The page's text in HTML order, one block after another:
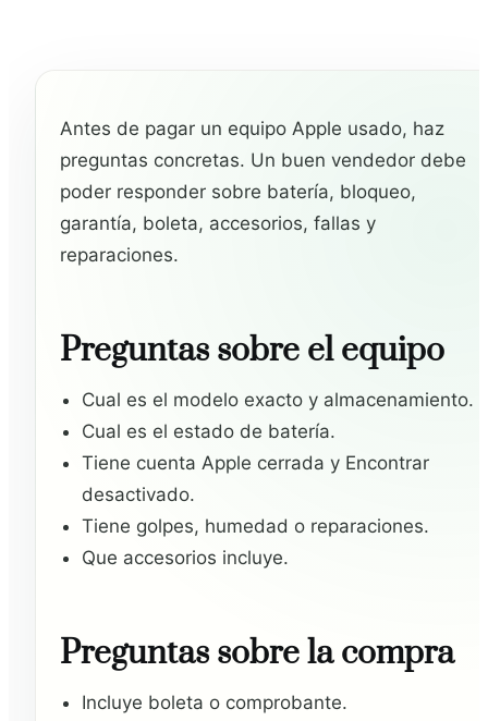
Antes de pagar un equipo Apple usado, haz
preguntas concretas. Un buen vendedor debe
poder responder sobre batería, bloqueo,
garantía, boleta, accesorios, fallas y
reparaciones.
Preguntas sobre el equipo
Cual es el modelo exacto y almacenamiento.
Cual es el estado de batería.
Tiene cuenta Apple cerrada y Encontrar
desactivado.
Tiene golpes, humedad o reparaciones.
Que accesorios incluye.
Preguntas sobre la compra
Incluye boleta o comprobante.